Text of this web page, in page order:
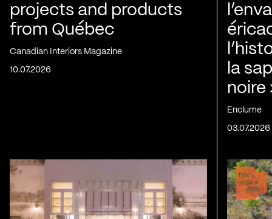
projects and products
from Québec
Canadian Interiors Magazine
10.07.2026
la
noire
Enclume
03.07.2026